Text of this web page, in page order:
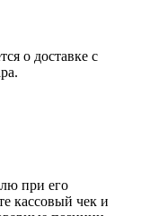
о доставке с
при его
кассовый чек и